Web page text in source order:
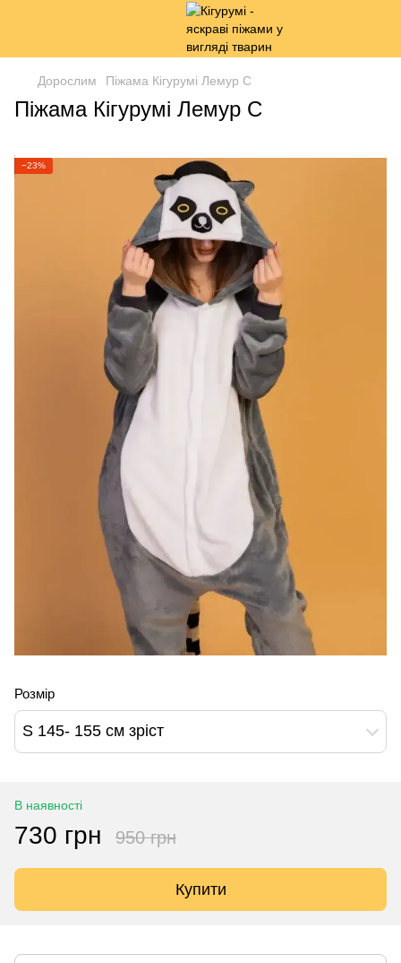
Дорослим Піжама Кігурумі Лемур С
Піжама Кігурумі Лемур С
−23%
Розмір
S 145- 155 см зріст
В наявності
730 грн 950 грн
Купити